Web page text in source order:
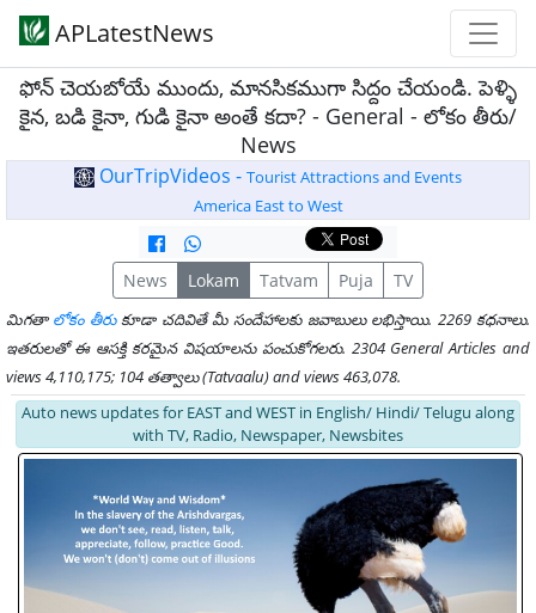
APLatestNews
ఫోన్ చెయబోయే ముందు, మానసికముగా సిద్దం చేయండి. పెళ్ళి
కైన, బడి కైనా, గుడి కైనా అంతే కదా? - General - లోకం తీరు/
News
OurTripVideos - Tourist Attractions and Events
America East to West
News Lokam Tatvam Puja TV
మిగతా లోకం తీరుకూడా చదివితే మీ సందేహాలకు జవాబులు లభిస్తాయి. 2269 కధనాలు.
ఇతరులతో ఈ ఆసక్తి కరమైన విషయాలను పంచుకోగలరు. 2304 General Articles and
views 4,110,175; 104 తత్వాలు (Tatvaalu) and views 463,078.
Auto news updates for EAST and WEST in English/ Hindi/ Telugu along
with TV, Radio, Newspaper, Newsbites